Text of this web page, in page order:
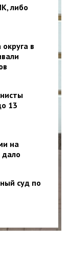
либо
в
13
на
дало
суд по